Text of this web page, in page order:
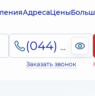
АдресаЦены
(044) 495-2-888
Заказать звонок